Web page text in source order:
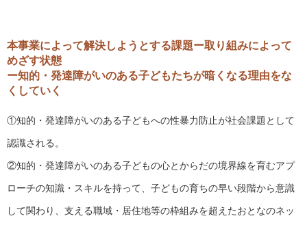
本事業によって解決しようとする課題ー取り組みによって
めざす状態
ー知的・発達障がいのある子どもたちが暗くなる理由をな
くしていく
①知的・発達障がいのある子どもへの性暴力防止が社会課題として
認識される。
②知的・発達障がいのある子どもの心とからだの境界線を育むアプ
ローチの知識・スキルを持って、子どもの育ちの早い段階から意識
して関わり、支える職域・居住地等の枠組みを超えたおとなのネッ